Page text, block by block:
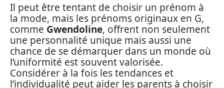
Il peut être tentant de choisir un prénom à
la mode, mais les prénoms originaux en G,
comme Gwendoline, offrent non seulement
une personnalité unique mais aussi une
chance de se démarquer dans un monde où
l’uniformité est souvent valorisée.
Considérer à la fois les tendances et
l’individualité peut aider les parents à choisir